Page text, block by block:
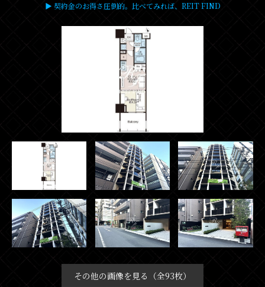
▶ 契約金のお得さ圧倒的。比べてみれば、REIT FIND
その他の画像を見る（全93枚）